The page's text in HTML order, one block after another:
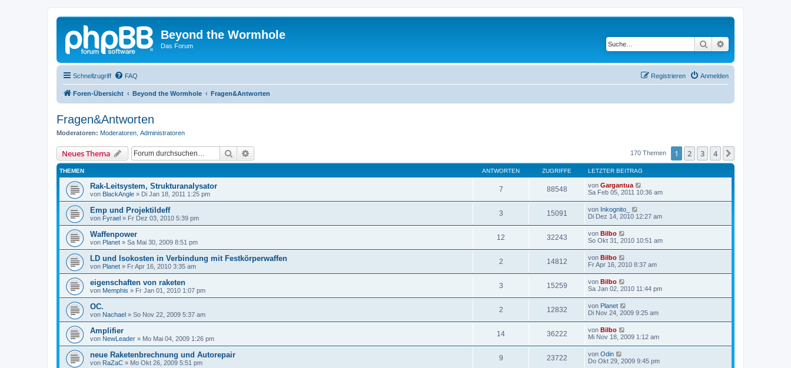
Beyond the Wormhole
Das Forum Suche
Schnellzugriff FAQ Anmelden
Registrieren
Foren-Übersicht Beyond the Wormhole Fragen&Antworten
Fragen&Antworten
Moderatoren: Moderatoren Administratoren
Neues Thema Suche 170 Themen 1 2 3 4
THEMEN ANTWORTEN ZUGRIFFE LETZTER BEITRAG
Rak-Leitsystem, Strukturanalysator
von BlackAngle » Di Jan 18, 2011 1:25 pm
7 88548 von Gargantua
Sa Feb 05, 2011 10:36 am
Emp und Projektildeff
von Fyrael » Fr Dez 03, 2010 5:39 pm
3 15091 von Inkognito_
Di Dez 14, 2010 12:27 am
Waffenpower
von Planet » Sa Mai 30, 2009 8:51 pm
12 32243 von Bilbo
So Okt 31, 2010 10:51 am
LD und Isokosten in Verbindung mit Festkörperwaffen
von Planet » Fr Apr 16, 2010 3:35 am
2 14812 von Bilbo
Fr Apr 16, 2010 8:37 am
eigenschaften von raketen
von Memphis » Fr Jan 01, 2010 1:07 pm
3 15259 von Bilbo
Sa Jan 02, 2010 11:44 pm
OC.
von Nachael » So Nov 22, 2009 5:37 am
2 12832 von Planet
Di Nov 24, 2009 9:25 am
Amplifier
von NewLeader » Mo Mai 04, 2009 1:26 pm
14 36222 von Bilbo
Mi Nov 18, 2009 1:12 am
neue Raketenbrechnung und Autorepair
von RaZaC » Mo Okt 26, 2009 5:51 pm
9 23722 von Odin
Do Okt 29, 2009 9:45 pm